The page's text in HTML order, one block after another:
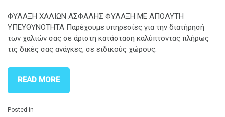
ΦΥΛΑΞΗ ΧΑΛΙΩΝ ΑΣΦΑΛΗΣ ΦΥΛΑΞΗ ΜΕ ΑΠΟΛΥΤΗ
ΥΠΕΥΘΥΝΟΤΗΤΑ Παρέχουμε υπηρεσίες για την διατήρησή
των χαλιών σας σε άριστη κατάσταση καλύπτοντας πλήρως
τις δικές σας ανάγκες, σε ειδικούς χώρους.
READ MORE
Posted in